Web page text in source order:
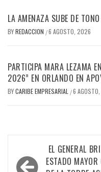
LA AMENAZA SUBE DE TONO
BYREDACCION /6 AGOSTO, 2026
PARTICIPA MARA LEZAMA
2026” EN ORLANDO EN
BYCARIBE EMPRESARIAL /6
Navegación
de
EL GENERAL
ESTADO